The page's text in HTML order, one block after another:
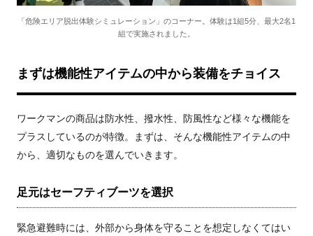
「危険エリア脱出体験シミュレーション」のコーナー。体験は1組5分、最大2名1
組で実施されました。
まずは機能性アイテムの中から装備をチョイス
ワークマンの商品は防水性、撥水性、防風性など様々な機能を
プラスしているのが特徴。まずは、そんな機能性アイテムの中
から、適切なものを選んでいきます。
足元はセーフティブーツを選択
緊急避難時には、外部から身体を守ることを想定しなくてはい